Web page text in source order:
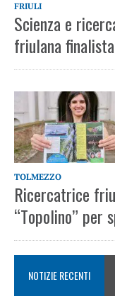
FRIULI
Scienza e
friulana
TOLMEZZO
Ricercatrice
“Topolino” per
NOTIZIE RECENTI